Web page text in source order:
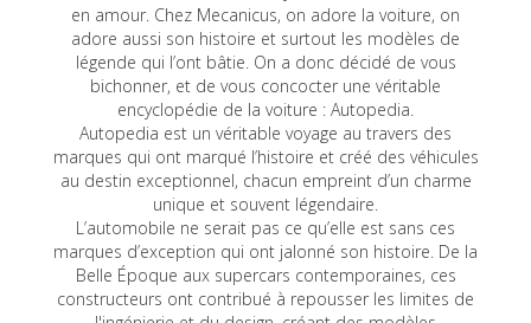
en amour. Chez Mecanicus, on adore la voiture, on
adore aussi son histoire et surtout les modèles de
légende qui l’ont bâtie. On a donc décidé de vous
bichonner, et de vous concocter une véritable
encyclopédie de la voiture : Autopedia.
Autopedia est un véritable voyage au travers des
marques qui ont marqué l’histoire et créé des véhicules
au destin exceptionnel, chacun empreint d’un charme
unique et souvent légendaire.
L’automobile ne serait pas ce qu’elle est sans ces
marques d’exception qui ont jalonné son histoire. De la
Belle Époque aux supercars contemporaines, ces
constructeurs ont contribué à repousser les limites de